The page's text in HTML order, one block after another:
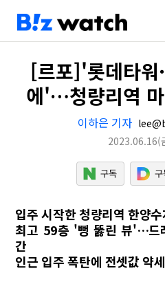
[르포]'롯데타워
에'…청량리역
이하은 기자
2023.06.16(
입주 시작한 청량리역 한양
최고 59층 '뻥 뚫린 뷰'…드
간
인근 입주 폭탄에 전셋값 약